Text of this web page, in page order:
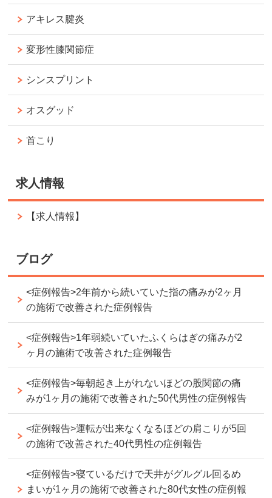
アキレス腱炎
変形性膝関節症
シンスプリント
オスグッド
首こり
求人情報
【求人情報】
ブログ
<症例報告>2年前から続いていた指の痛みが2ヶ月
の施術で改善された症例報告
<症例報告>1年弱続いていたふくらはぎの痛みが2
ヶ月の施術で改善された症例報告
<症例報告>毎朝起き上がれないほどの股関節の痛
みが1ヶ月の施術で改善された50代男性の症例報告
<症例報告>運転が出来なくなるほどの肩こりが5回
の施術で改善された40代男性の症例報告
<症例報告>寝ているだけで天井がグルグル回るめ
まいが1ヶ月の施術で改善された80代女性の症例報